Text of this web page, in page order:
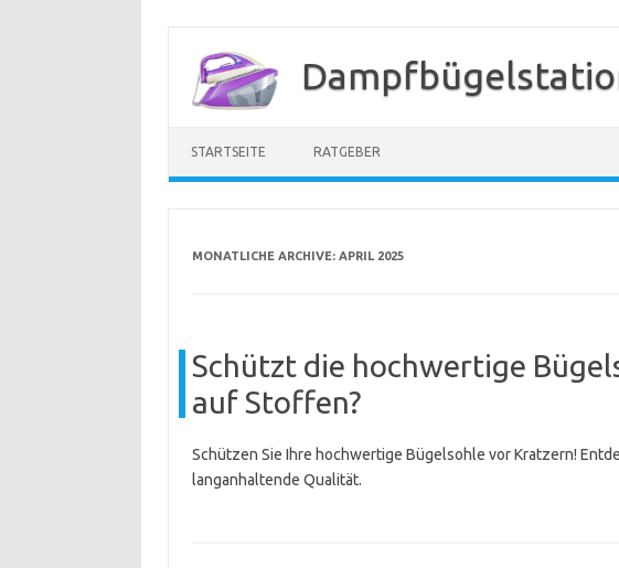
springen
STARTSEITE RATGEBER
MONATLICHE ARCHIVE: APRIL 2025
Schützt die hochwertige
auf Stoffen?
Schützen Sie Ihre hochwertige Bügelsohle vor Kratzern!
langanhaltende Qualität.